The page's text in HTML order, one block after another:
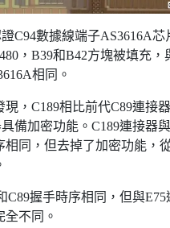
C94數據線端子AS3616A芯
，B39和B42方塊被填充，
相同。
現，C189相比前代C89連接
備加密功能。C189連接器
相同，但去掉了加密功能，
C89握手時序相同，但與
全不同。